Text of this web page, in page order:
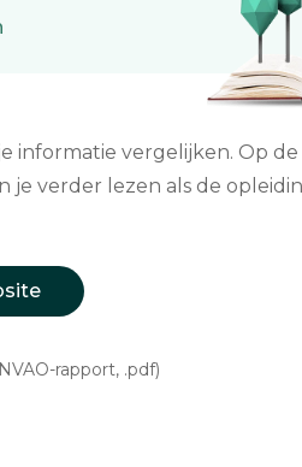
informatie vergelijken. Op de
je verder lezen als de
rapport, .pdf)